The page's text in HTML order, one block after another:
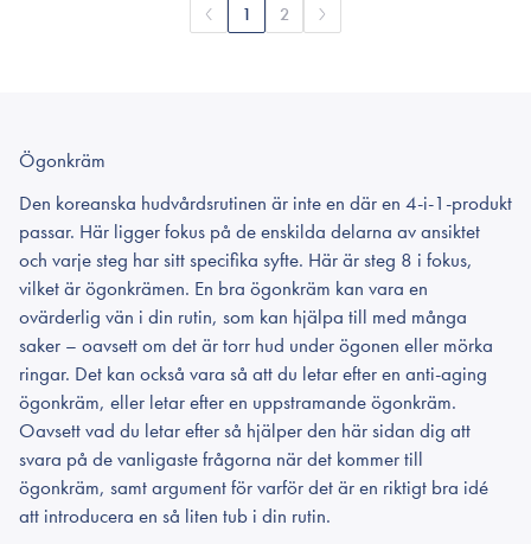
1 2
Ögonkräm
Den koreanska hudvårdsrutinen är inte en där en 4-i-1-produkt
passar. Här ligger fokus på de enskilda delarna av ansiktet
och varje steg har sitt specifika syfte. Här är steg 8 i fokus,
vilket är ögonkrämen. En bra ögonkräm kan vara en
ovärderlig vän i din rutin, som kan hjälpa till med många
saker – oavsett om det är torr hud under ögonen eller mörka
ringar. Det kan också vara så att du letar efter en anti-aging
ögonkräm, eller letar efter en uppstramande ögonkräm.
Oavsett vad du letar efter så hjälper den här sidan dig att
svara på de vanligaste frågorna när det kommer till
ögonkräm, samt argument för varför det är en riktigt bra idé
att introducera en så liten tub i din rutin.